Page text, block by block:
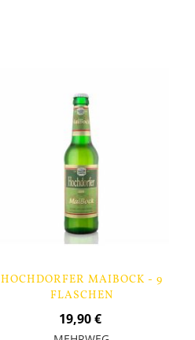
HOCHDORFER MAIBOCK - 9
FLASCHEN
19,90 €